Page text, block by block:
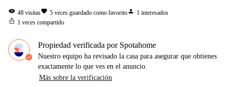
visibility 48 visitasfavorite 5 veces guardado como favoritoperson 1 interesados
ios_share 1 veces compartido
Propiedad verificada por Spotahome
Nuestro equipo ha revisado la casa para asegurar que obtienes
exactamente lo que ves en el anuncio.
Más sobre la verificación